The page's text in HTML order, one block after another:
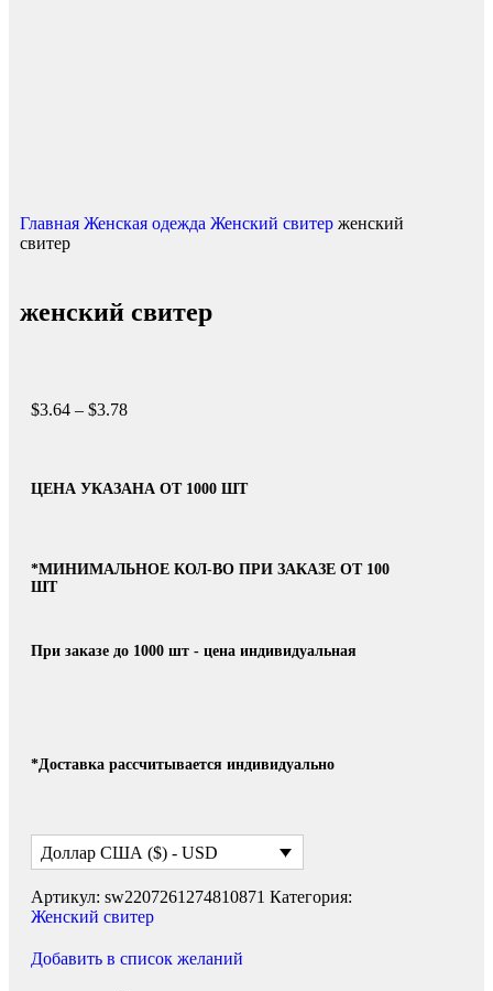
Главная Женская одежда Женский свитер женский
свитер
женский свитер
$3.64 – $3.78
ЦЕНА УКАЗАНА ОТ 1000 ШТ
*МИНИМАЛЬНОЕ КОЛ-ВО ПРИ ЗАКАЗЕ ОТ 100
ШТ
При заказе до 1000 шт - цена индивидуальная
*Доставка рассчитывается индивидуально
Доллар США ($) - USD
Артикул: sw2207261274810871 Категория:
Женский свитер
Добавить в список желаний